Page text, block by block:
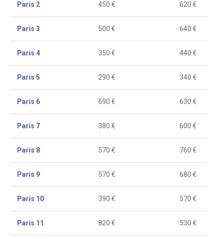
Paris 2 450 € 620 €
Paris 3 500 € 640 €
Paris 4 350 € 440 €
Paris 5 290 € 340 €
Paris 6 690 € 630 €
Paris 7 380 € 600 €
Paris 8 570 € 760 €
Paris 9 570 € 680 €
Paris 10 390 € 570 €
Paris 11 820 € 530 €